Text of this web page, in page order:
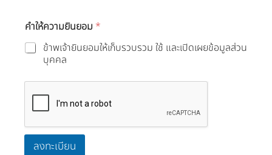
คำให้ความยินยอม *
ข้าพเจ้ายินยอมให้เก็บรวบรวม ใช้ และเปิดเผยข้อมูลส่วน
บุคคล
ลงทะเบียน